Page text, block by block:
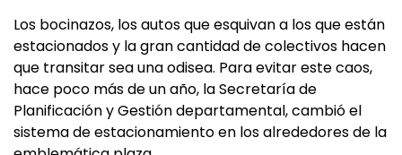
Los bocinazos, los autos que esquivan a los que están
estacionados y la gran cantidad de colectivos hacen
que transitar sea una odisea. Para evitar este caos,
hace poco más de un año, la Secretaría de
Planificación y Gestión departamental, cambió el
sistema de estacionamiento en los alrededores de la